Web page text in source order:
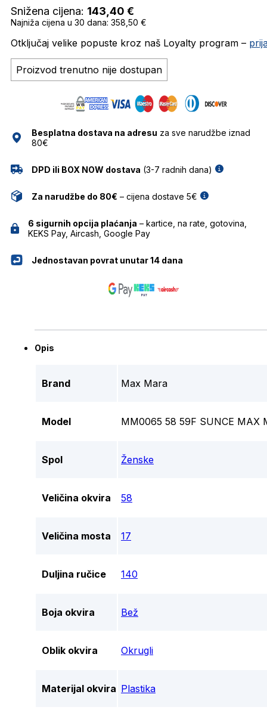
Snižena cijena: 143,40 €
Najniža cijena u 30 dana: 358,50 €
Otključaj velike popuste kroz naš Loyalty program –
Proizvod trenutno nije dostupan
Besplatna dostava na adresu za sve narudžbe iznad
80€
DPD ili BOX NOW dostava (3-7 radnih dana)
Za narudžbe do 80€ – cijena dostave 5€
6 sigurnih opcija plaćanja – kartice, na rate, gotovina,
KEKS Pay, Aircash, Google Pay
Jednostavan povrat unutar 14 dana
Opis
Brand Max Mara
Model MM0065 58 59F SUNCE MAX
Spol Ženske
Veličina okvira 58
Veličina mosta 17
Duljina ručice 140
Boja okvira Bež
Oblik okvira Okrugli
Materijal okvira Plastika